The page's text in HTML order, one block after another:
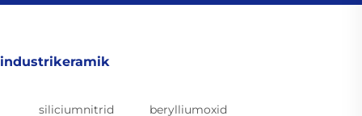
industrikeramik
siliciumnitrid berylliumoxid